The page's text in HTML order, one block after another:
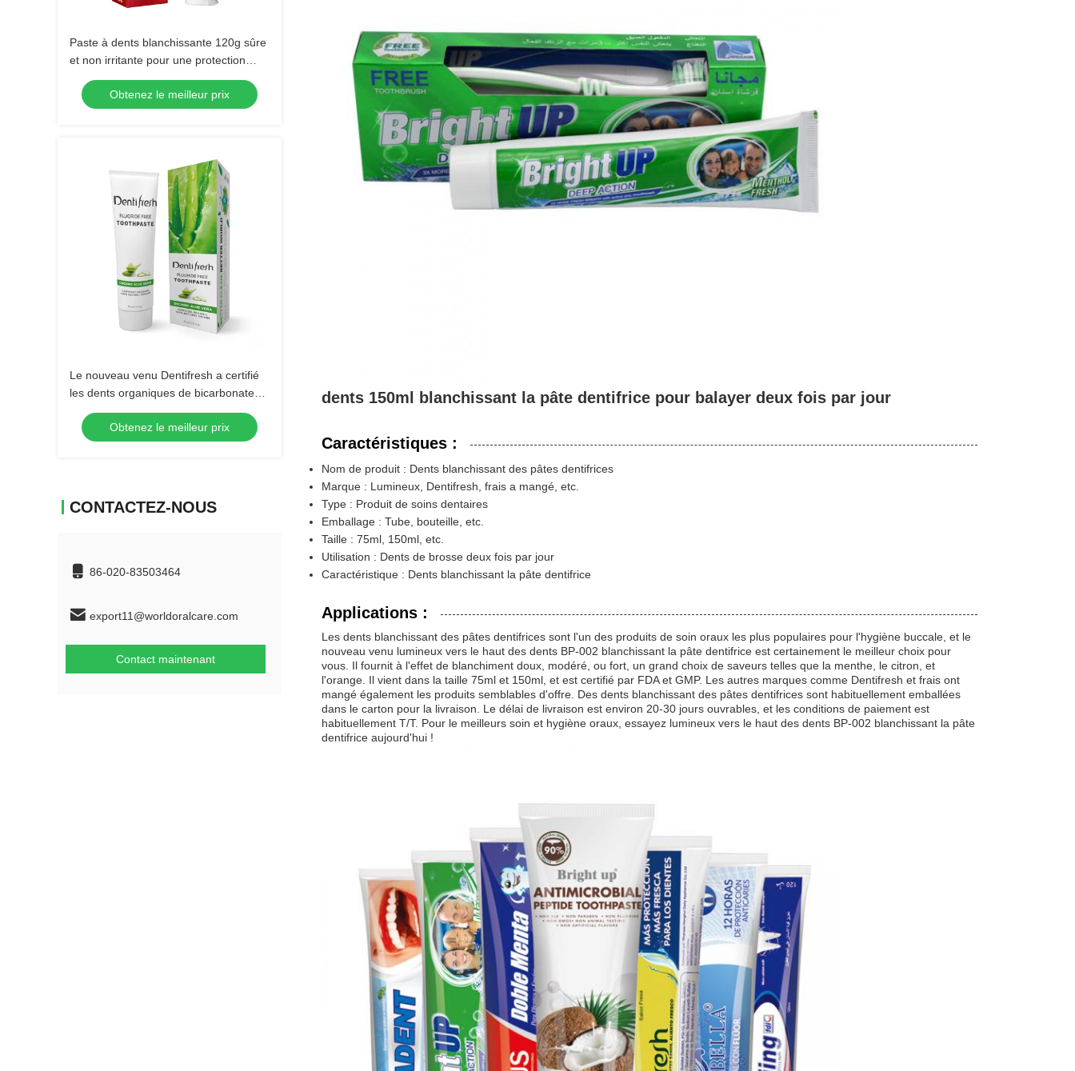
Paste à dents blanchissante 120g sûre
et non irritante pour une protection
dentaire durable
Obtenez le meilleur prix
Le nouveau venu Dentifresh a certifié
les dents organiques de bicarbonate
de soude de soins dentaires de Vera
d'aloès blanchissant le toothpa naturel
d'extrait d'usine
Obtenez le meilleur prix
CONTACTEZ-NOUS
86-020-83503464
export11@worldoralcare.com
Contact maintenant
dents 150ml blanchissant la pâte dentifrice pour balayer deux fois par jour
Caractéristiques :
Nom de produit : Dents blanchissant des pâtes dentifrices
Marque : Lumineux, Dentifresh, frais a mangé, etc.
Type : Produit de soins dentaires
Emballage : Tube, bouteille, etc.
Taille : 75ml, 150ml, etc.
Utilisation : Dents de brosse deux fois par jour
Caractéristique : Dents blanchissant la pâte dentifrice
Applications :
Les dents blanchissant des pâtes dentifrices sont l'un des produits de soin oraux les plus populaires pour l'hygiène buccale, et le
nouveau venu lumineux vers le haut des dents BP-002 blanchissant la pâte dentifrice est certainement le meilleur choix pour
vous. Il fournit à l'effet de blanchiment doux, modéré, ou fort, un grand choix de saveurs telles que la menthe, le citron, et
l'orange. Il vient dans la taille 75ml et 150ml, et est certifié par FDA et GMP. Les autres marques comme Dentifresh et frais ont
mangé également les produits semblables d'offre. Des dents blanchissant des pâtes dentifrices sont habituellement emballées
dans le carton pour la livraison. Le délai de livraison est environ 20-30 jours ouvrables, et les conditions de paiement est
habituellement T/T. Pour le meilleurs soin et hygiène oraux, essayez lumineux vers le haut des dents BP-002 blanchissant la pâte
dentifrice aujourd'hui !